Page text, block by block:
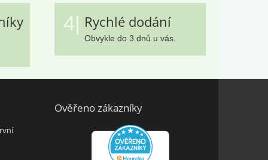
4| Rychlé dodání
Obvykle do 3 dnů u vás.
Ověřeno zákazníky